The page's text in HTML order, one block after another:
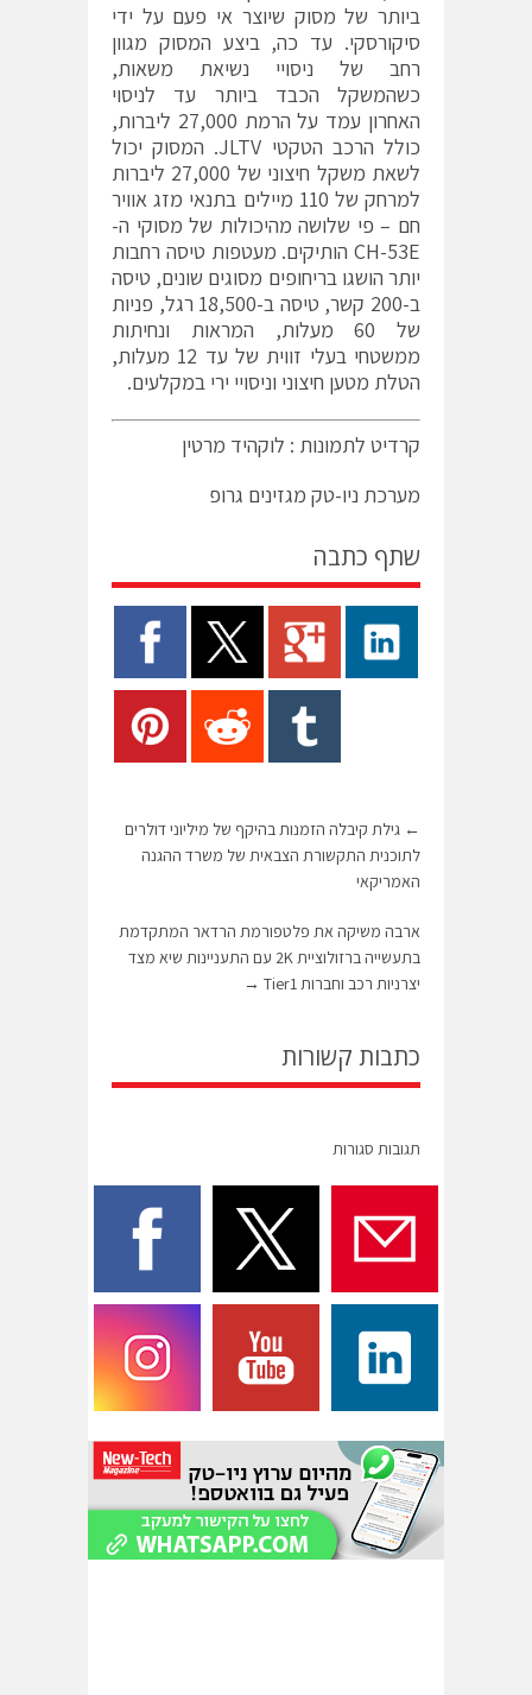
ביותר של מסוק שיוצר אי פעם על ידי
סיקורסקי. עד כה, ביצע המסוק מגוון
רחב של ניסויי נשיאת משאות,
כשהמשקל הכבד ביותר עד לניסוי
האחרון עמד על הרמת 27,000 ליברות,
כולל הרכב הטקטי JLTV. המסוק יכול
לשאת משקל חיצוני של 27,000 ליברות
למרחק של 110 מיילים בתנאי מזג אוויר
חם – פי שלושה מהיכולות של מסוקי ה-
CH-53E הותיקים. מעטפות טיסה רחבות
יותר הושגו בריחופים מסוגים שונים, טיסה
ב-200 קשר, טיסה ב-18,500 רגל, פניות
של 60 מעלות, המראות ונחיתות
ממשטחי בעלי זווית של עד 12 מעלות,
הטלת מטען חיצוני וניסויי ירי במקלעים.
קרדיט לתמונות : לוקהיד מרטין
מערכת ניו-טק מגזינים גרופ
שתף כתבה
← גילת קיבלה הזמנות בהיקף של מיליוני דולרים
לתוכנית התקשורת הצבאית של משרד ההגנה
האמריקאי
ארבה משיקה את פלטפורמת הרדאר המתקדמת
בתעשייה ברזולוציית 2K עם התעניינות שיא מצד
יצרניות רכב וחברות Tier1
→
כתבות קשורות
תגובות סגורות